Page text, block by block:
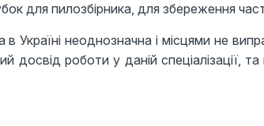
для пилозбірника, для збереження
в Україні неоднозначна і місцями не
досвід роботи у даній спеціалізації,